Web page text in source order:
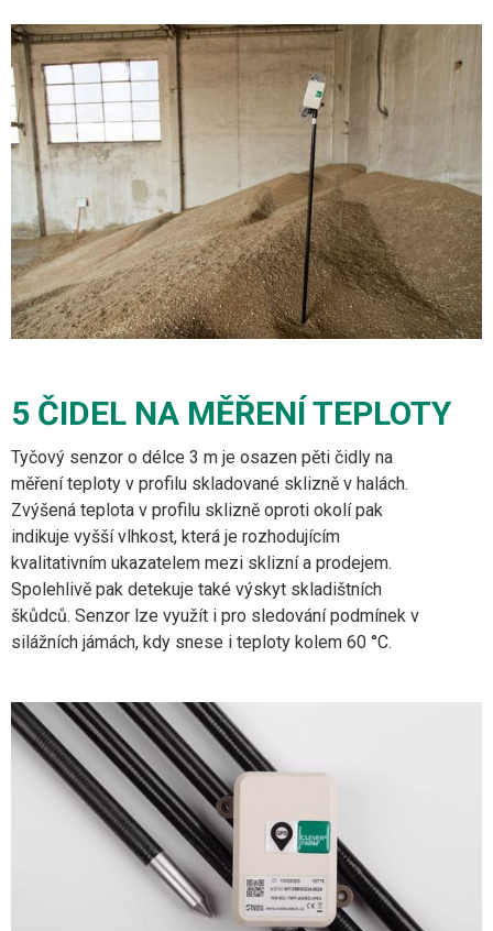
5 ČIDEL NA MĚŘENÍ TEPLOTY
Tyčový senzor o délce 3 m je osazen pěti čidly na
měření teploty v profilu skladované sklizně v halách.
Zvýšená teplota v profilu sklizně oproti okolí pak
indikuje vyšší vlhkost, která je rozhodujícím
kvalitativním ukazatelem mezi sklizní a prodejem.
Spolehlivě pak detekuje také výskyt skladištních
škůdců. Senzor lze využít i pro sledování podmínek v
silážních jámách, kdy snese i teploty kolem 60 °C.